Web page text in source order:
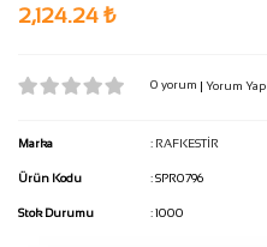
2,124.24 ₺
0 yorum | Yorum Yap
Marka : RAFKESTİR
Ürün Kodu : SPR0796
Stok Durumu : 1000